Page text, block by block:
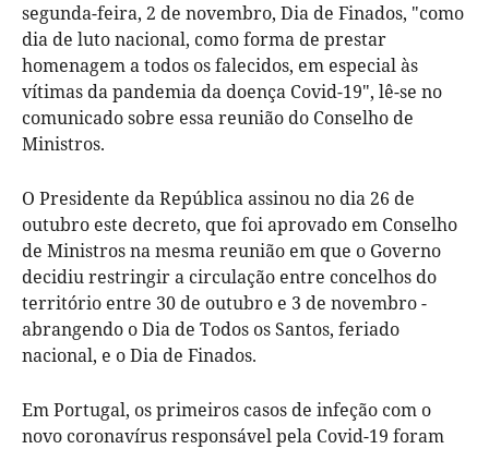
segunda-feira, 2 de novembro, Dia de Finados, "como
dia de luto nacional, como forma de prestar
homenagem a todos os falecidos, em especial às
vítimas da pandemia da doença Covid-19", lê-se no
comunicado sobre essa reunião do Conselho de
Ministros.
O Presidente da República assinou no dia 26 de
outubro este decreto, que foi aprovado em Conselho
de Ministros na mesma reunião em que o Governo
decidiu restringir a circulação entre concelhos do
território entre 30 de outubro e 3 de novembro -
abrangendo o Dia de Todos os Santos, feriado
nacional, e o Dia de Finados.
Em Portugal, os primeiros casos de infeção com o
novo coronavírus responsável pela Covid-19 foram